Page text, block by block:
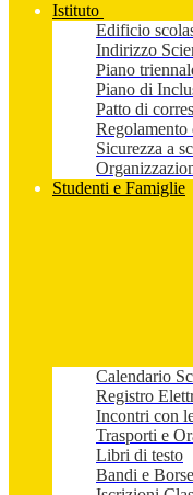
Istituto
Edificio
Indirizzo
Piano
Piano di
Patto di
Sicurezza a
Studenti e Famiglie
Calendario
Registro
Incontri con
Trasporti e
Libri di testo
Bandi e